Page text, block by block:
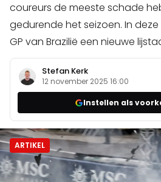
coureurs de meeste schade
gedurende het seizoen. In
GP van Brazilië een nieuwe
Stefan Kerk
12 november 2025 16:00
Instellen als
ARTIKEL